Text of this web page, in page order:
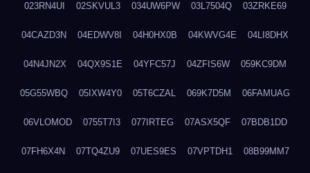
023RN4UI 02SKVUL3 034UW6PW 03L7504Q 03ZRKE69
04CAZD3N 04EDWV8I 04H0HX0B 04KWVG4E 04LI8DHX
04N4JN2X 04QX9S1E 04YFC57J 04ZFIS6W 059KC9DM
05G55WBQ 05IXW4Y0 05T6CZAL 069K7D5M 06FAMUAG
06VLOMOD 0755T7I3 077IRTEG 07ASX5QF 07BDB1DD
07FH6X4N 07TQ4ZU9 07UES9ES 07VPTDH1 08B99MM7